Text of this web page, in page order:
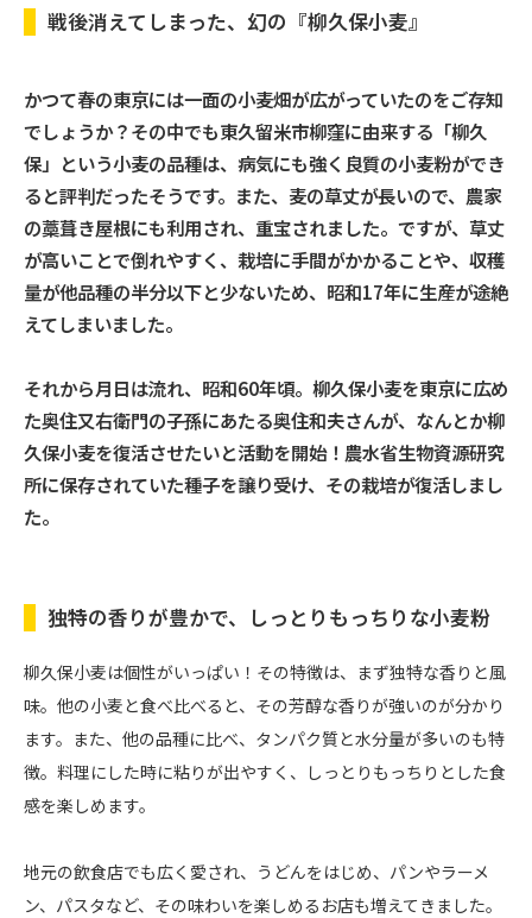
戦後消えてしまった、幻の『柳久保小麦』
かつて春の東京には一面の小麦畑が広がっていたのをご存知
でしょうか？その中でも東久留米市柳窪に由来する「柳久
保」という小麦の品種は、病気にも強く良質の小麦粉ができ
ると評判だったそうです。また、麦の草丈が長いので、農家
の藁葺き屋根にも利用され、重宝されました。ですが、草丈
が高いことで倒れやすく、栽培に手間がかかることや、収穫
量が他品種の半分以下と少ないため、昭和17年に生産が途絶
えてしまいました。
それから月日は流れ、昭和60年頃。柳久保小麦を東京に広め
た奥住又右衛門の子孫にあたる奥住和夫さんが、なんとか柳
久保小麦を復活させたいと活動を開始！農水省生物資源研究
所に保存されていた種子を譲り受け、その栽培が復活しまし
た。
独特の香りが豊かで、しっとりもっちりな小麦粉
柳久保小麦は個性がいっぱい！その特徴は、まず独特な香りと風
味。他の小麦と食べ比べると、その芳醇な香りが強いのが分かり
ます。また、他の品種に比べ、タンパク質と水分量が多いのも特
徴。料理にした時に粘りが出やすく、しっとりもっちりとした食
感を楽しめます。
地元の飲食店でも広く愛され、うどんをはじめ、パンやラーメ
ン、パスタなど、その味わいを楽しめるお店も増えてきました。